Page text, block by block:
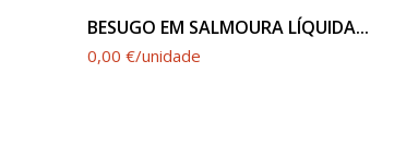
VER PRODUTO
BESUGO EM SALMOURA LÍQUIDA...
0,00 €/unidade